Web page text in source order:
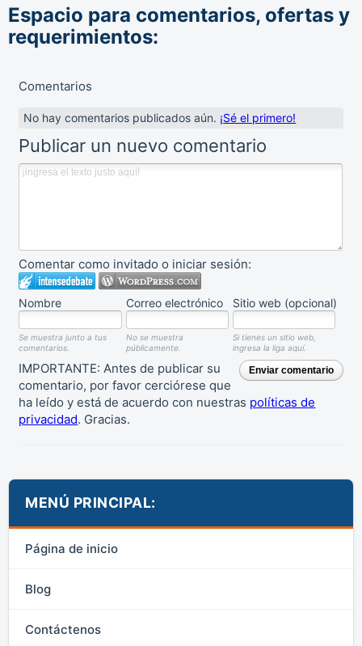
Espacio para comentarios, ofertas y
requerimientos:
Comentarios
No hay comentarios publicados aún. ¡Sé el primero!
Publicar un nuevo comentario
Comentar como invitado o iniciar sesión:
Nombre Correo electrónico Sitio web (opcional)
Se muestra junto a tus
comentarios.
No se muestra
públicamente.
Si tienes un sitio web,
ingresa la liga aquí.
Enviar comentario
IMPORTANTE: Antes de publicar su
comentario, por favor cerciórese que
ha leído y está de acuerdo con nuestras políticas de
privacidad. Gracias.
MENÚ PRINCIPAL:
Página de inicio
Blog
Contáctenos